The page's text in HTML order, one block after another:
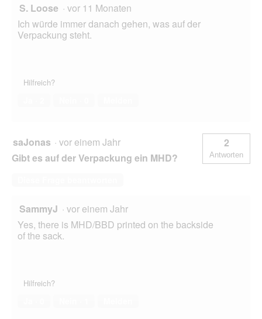
S. Loose · vor 11 Monaten
Ich würde immer danach gehen, was auf der
Verpackung steht.
Hilfreich?
saJonas · vor einem Jahr
Gibt es auf der Verpackung ein MHD?
2
Antworten
SammyJ · vor einem Jahr
Yes, there is MHD/BBD printed on the backside
of the sack.
Hilfreich?